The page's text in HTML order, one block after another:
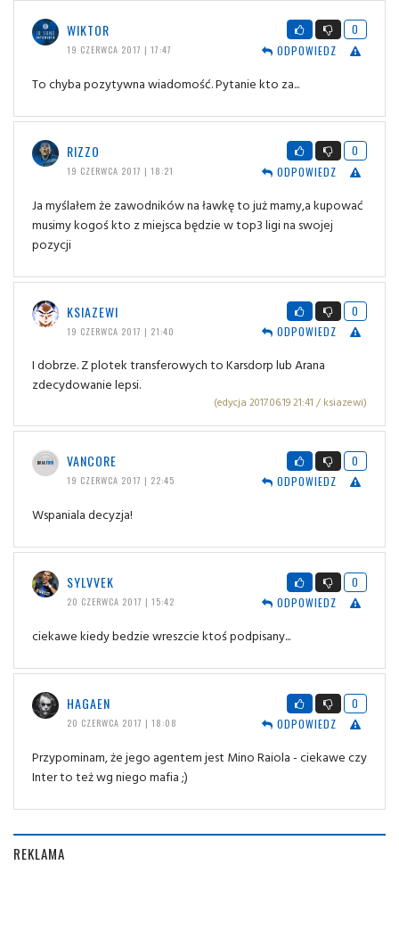
WIKTOR
19 CZERWCA 2017 | 17:47
0
ODPOWIEDZ
To chyba pozytywna wiadomość. Pytanie kto za...
RIZZO
19 CZERWCA 2017 | 18:21
0
ODPOWIEDZ
Ja myślałem że zawodników na ławkę to już mamy,a kupować
musimy kogoś kto z miejsca będzie w top3 ligi na swojej
pozycji
KSIAZEWI
19 CZERWCA 2017 | 21:40
0
ODPOWIEDZ
I dobrze. Z plotek transferowych to Karsdorp lub Arana
zdecydowanie lepsi.
(edycja 2017.06.19 21:41 / ksiazewi)
VANCORE
19 CZERWCA 2017 | 22:45
0
ODPOWIEDZ
Wspaniala decyzja!
SYLVVEK
20 CZERWCA 2017 | 15:42
0
ODPOWIEDZ
ciekawe kiedy bedzie wreszcie ktoś podpisany...
HAGAEN
20 CZERWCA 2017 | 18:08
0
ODPOWIEDZ
Przypominam, że jego agentem jest Mino Raiola - ciekawe czy
Inter to też wg niego mafia ;)
REKLAMA